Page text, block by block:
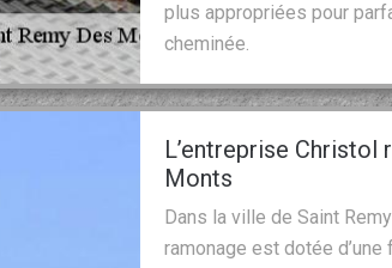
plus appropriées pour
cheminée.
L’entreprise Christol
Monts
Dans la ville de Saint
ramonage est dotée